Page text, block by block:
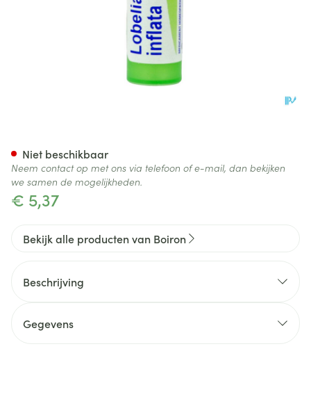
€ 5,37
Niet beschikbaar
Neem contact op met ons via telefoon of e-mail, dan bekijken
we samen de mogelijkheden.
Bekijk alle producten van Boiron
Beschrijving
Gegevens